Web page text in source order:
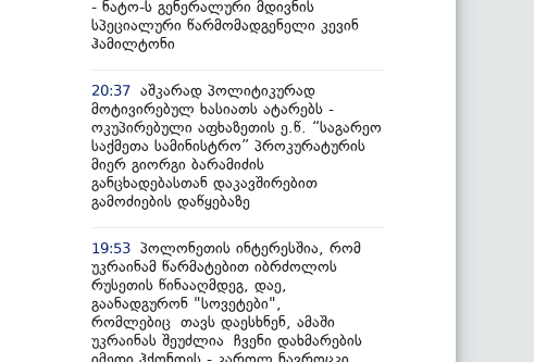
- ნატო-ს გენერალური მდივნის
სპეციალური წარმომადგენელი კევინ
ჰამილტონი
20:37 აშკარად პოლიტიკურად
მოტივირებულ ხასიათს ატარებს -
ოკუპირებული აფხაზეთის ე.წ. “საგარეო
საქმეთა სამინისტრო” პროკურატურის
მიერ გიორგი ბარამიძის
განცხადებასთან დაკავშირებით
გამოძიების დაწყებაზე
19:53 პოლონეთის ინტერესშია, რომ
უკრაინამ წარმატებით იბრძოლოს
რუსეთის წინააღმდეგ, დაე,
გაანადგურონ "სოვეტები",
რომლებიც თავს დაესხნენ, ამაში
უკრაინას შეუძლია ჩვენი დახმარების